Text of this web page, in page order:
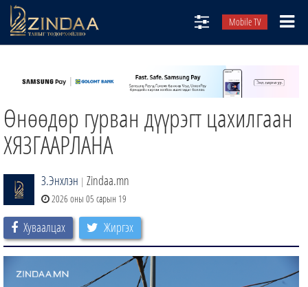
Mobile TV
ТВ8
ӨГЛӨӨНИЙ СОНИН
АУДИО ЗОХИОЛ
Өнөөдөр гурван дүүрэгт цахилгаан
ХЯЗГААРЛАНА
З.Энхлэн | Zindaa.mn
2026 оны 05 сарын 19
Хуваалцах Жиргэх